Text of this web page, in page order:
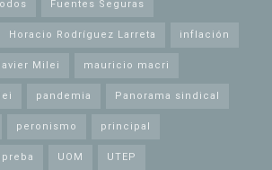
Fuentes Seguras
Horacio Rodríguez Larreta inflación
Milei mauricio macri
pandemia Panorama sindical
peronismo principal
UOM UTEP